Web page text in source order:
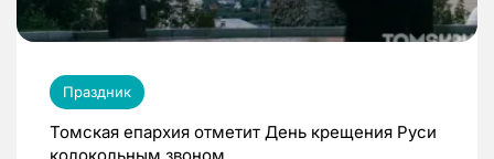
Праздник
Томская епархия отметит День крещения Руси